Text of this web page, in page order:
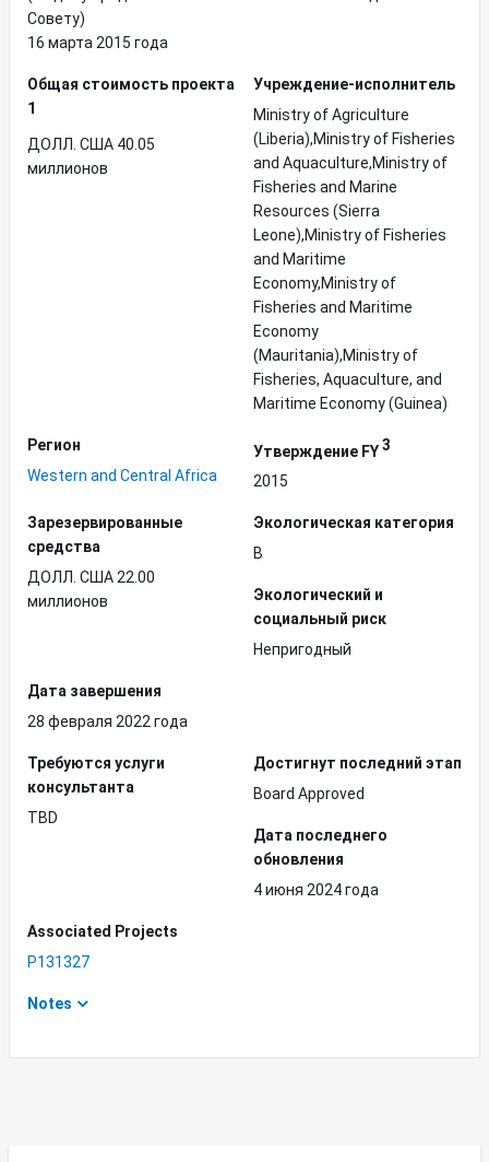
Совету)
16 марта 2015 года
Общая стоимость проекта
1
ДОЛЛ. США 40.05
миллионов
Учреждение-исполнитель
Ministry of Agriculture
(Liberia),Ministry of Fisheries
and Aquaculture,Ministry of
Fisheries and Marine
Resources (Sierra
Leone),Ministry of Fisheries
and Maritime
Economy,Ministry of
Fisheries and Maritime
Economy
(Mauritania),Ministry of
Fisheries, Aquaculture, and
Maritime Economy (Guinea)
Регион
Western and Central Africa
Утверждение FY3
2015
Зарезервированные
средства
ДОЛЛ. США 22.00
миллионов
Экологическая категория
B
Экологический и
социальный риск
Непригодный
Дата завершения
28 февраля 2022 года
Требуются услуги
консультанта
TBD
Достигнут последний этап
Board Approved
Дата последнего
обновления
4 июня 2024 года
Associated Projects
P131327
Notes